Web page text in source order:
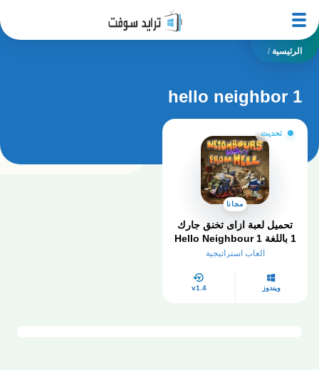
الرئيسية /
hello neighbor 1
تحديث
مجانا
تحميل لعبة ازاى تخنق جارك
1 باللغة Hello Neighbour 1
العربية للكمبيوتر
العاب استراتيجية
ويندوز v1.4